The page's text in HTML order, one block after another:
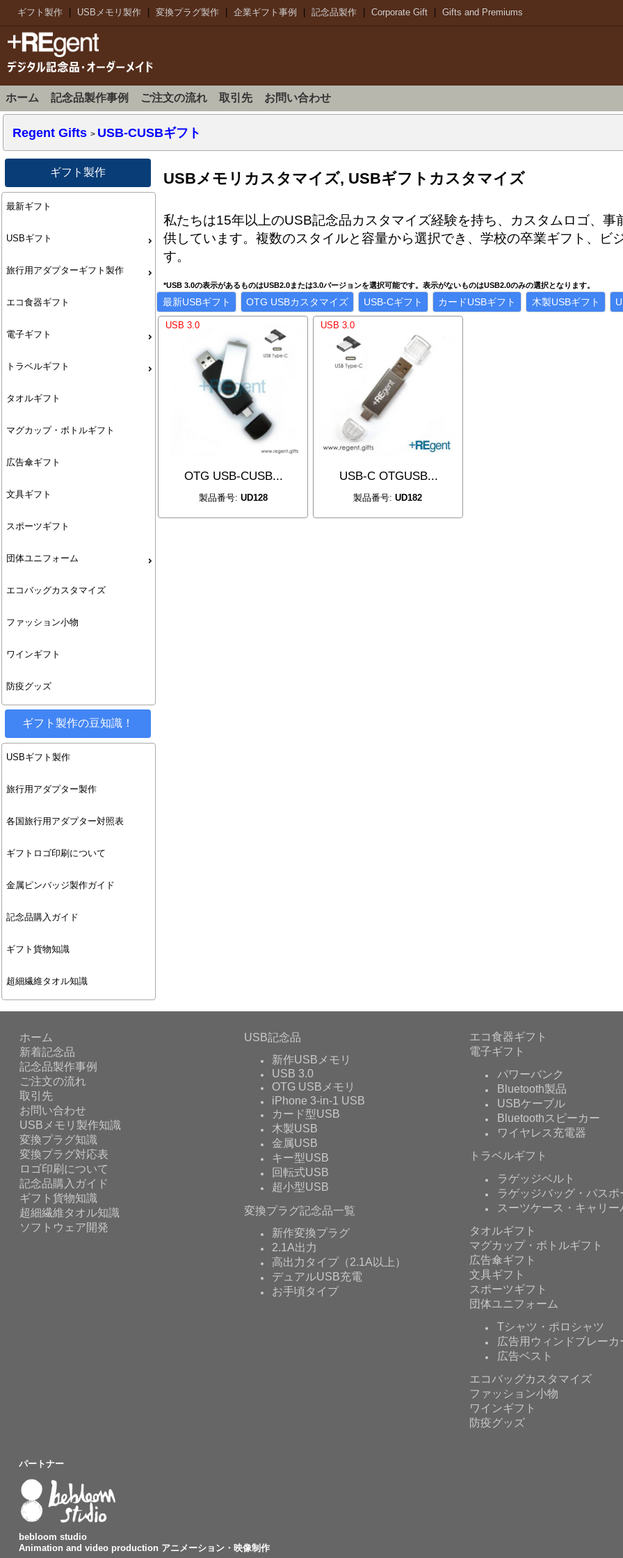
ギフト製作 USBメモリ製作 変換プラグ製作 企業ギフト事例 記念品製作 Corporate Gift Gifts and Premiums
ホーム 記念品製作事例 ご注文の流れ 取引先 お問い合わせ
Regent Gifts > USB-CUSBギフト
ギフト製作
最新ギフト
USBギフト
旅行用アダプターギフト製作
エコ食器ギフト
電子ギフト
トラベルギフト
タオルギフト
マグカップ・ボトルギフト
広告傘ギフト
文具ギフト
スポーツギフト
団体ユニフォーム
エコバッグカスタマイズ
ファッション小物
ワインギフト
防疫グッズ
ギフト製作の豆知識！
USBギフト製作
旅行用アダプター製作
各国旅行用アダプター対照表
ギフトロゴ印刷について
金属ピンバッジ製作ガイド
記念品購入ガイド
ギフト貨物知識
超細繊維タオル知識
USBメモリカスタマイズ, USBギフトカスタマイズ
私たちは15年以上のUSB記念品カスタマイズ経験を持ち、カスタムロゴ、
供しています。複数のスタイルと容量から選択でき、学校の卒業ギフト、ビ
す。
*USB 3.0の表示があるものはUSB2.0または3.0バージョンを選択可能です。表示がないものはUSB2.0のみの選択となります。
最新USBギフト OTG USBカスタマイズ USB-Cギフト カードUSBギフト 木製USBギフト
USB 3.0
OTG USB-CUSB...
製品番号: UD128
USB 3.0
USB-C OTGUSB...
製品番号:UD182
ホーム
新着記念品
記念品製作事例
ご注文の流れ
取引先
お問い合わせ
USBメモリ製作知識
変換プラグ知識
変換プラグ対応表
ロゴ印刷について
記念品購入ガイド
ギフト貨物知識
超細繊維タオル知識
ソフトウェア開発
USB記念品
新作USBメモリ
USB 3.0
OTG USBメモリ
iPhone 3-in-1 USB
カード型USB
木製USB
金属USB
キー型USB
回転式USB
超小型USB
変換プラグ記念品一覧
新作変換プラグ
2.1A出力
高出力タイプ（2.1A以上）
デュアルUSB充電
お手頃タイプ
エコ食器ギフト
電子ギフト
パワーバンク
Bluetooth製品
USBケーブル
Bluetoothスピーカー
ワイヤレス充電器
トラベルギフト
ラゲッジベルト
ラゲッジバッグ・パスポ
スーツケース・キャリー
タオルギフト
マグカップ・ボトルギフト
広告傘ギフト
文具ギフト
スポーツギフト
団体ユニフォーム
Tシャツ・ポロシャツ
広告用ウィンドブレーカ
広告ベスト
エコバッグカスタマイズ
ファッション小物
ワインギフト
防疫グッズ
パートナー
bebloom studio
Animation and video production アニメーション・映像制作